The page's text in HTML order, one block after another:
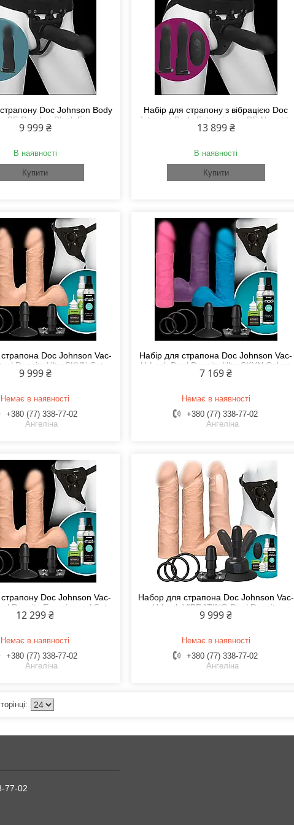
Doc Johnson Body
BE Ready - Black Feromon
9 999 ₴
В наявності
Купити
Набір для страпону з вібрацією Doc
Johnson Body Extensions - BE Naughty
- Black Feromon
13 899 ₴
В наявності
Купити
Doc Johnson Vac-
Density UltraSKYN Set,
3х4,5см Feromon
9 999 ₴
Немає в наявності
+380 (77) 338-77-02
Ангеліна
Набір для страпона Doc Johnson Vac-
U-Lock Dual Density UltraSKYN Colors
Set, діаметр 3х4,5см Feromon
7 169 ₴
Немає в наявності
+380 (77) 338-77-02
Ангеліна
Doc Johnson Vac-
Density Experienced Set,
2х7см, 7,7см Feromon
12 299 ₴
Немає в наявності
+380 (77) 338-77-02
Ангеліна
Набор для страпона Doc Johnson Vac-
U-Lock VIBRATING Dual Density
ULTRASKYN Set
9 999 ₴
Немає в наявності
+380 (77) 338-77-02
Ангеліна
77-02